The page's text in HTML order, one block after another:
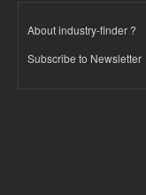
About industry-finder ?
Subscribe to Newsletter